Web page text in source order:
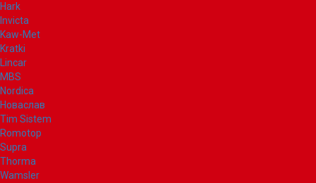
Hark
Invicta
Kaw-Met
Kratki
Lincar
MBS
Nordica
Новаслав
Tim Sistem
Romotop
Supra
Thorma
Wamsler